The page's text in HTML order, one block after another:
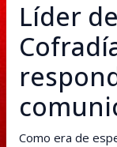
Líder de
Como era de